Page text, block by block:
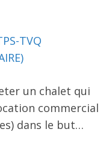
TVQ
un chalet qui
commercial
dans le but…